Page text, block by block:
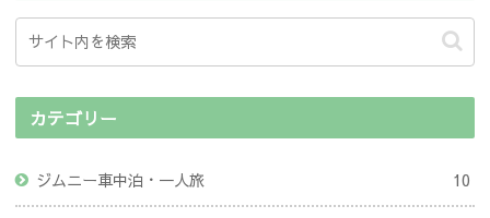
カテゴリー
ジムニー車中泊・一人旅 10